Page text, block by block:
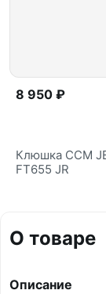
8 950 ₽
Клюшка CCM
FT655 JR
О товаре
Описание